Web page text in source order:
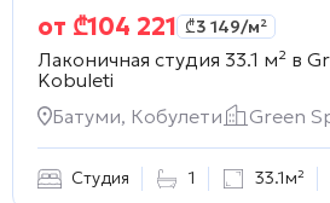
от ₾104 221 ₾3 149/м²
Лаконичная студия 33.1 м² в
Kobuleti
Батуми, Кобулети
Green
Студия 1 33.1м²